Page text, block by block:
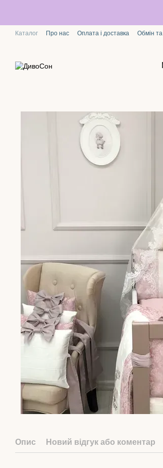
Каталог Про нас Оплата і доставка Обмін
Опис Новий відгук або коментар